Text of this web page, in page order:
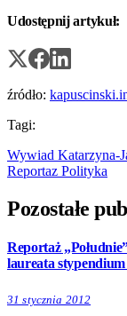
Udostępnij artykuł:
źródło:
Tagi:
Wywiad Katarzyna-
Reportaz Polityka
Pozostałe
Reportaż
laureata
31 stycznia 2012